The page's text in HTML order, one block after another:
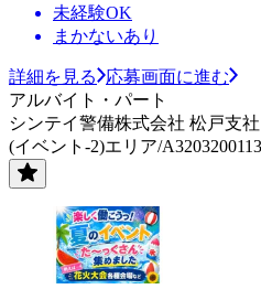
未経験OK
まかないあり
詳細を見る
応募画面に進む
アルバイト・パート
シンテイ警備株式会社 松戸支
(イベント-2)エリア/A3203200113